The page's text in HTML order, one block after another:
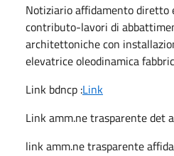
Notiziario affidamento diretto
contributo-lavori di
architettoniche con
elevatrice oleodinamica
Link bdncp :Link
Link amm.ne trasparente det
link amm.ne trasparente